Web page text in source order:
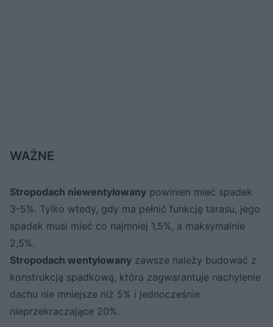
WAŻNE
Stropodach niewentylowany powinien mieć spadek
3-5%. Tylko wtedy, gdy ma pełnić funkcję tarasu, jego
spadek musi mieć co najmniej 1,5%, a maksymalnie
2,5%.
Stropodach wentylowany zawsze należy budować z
konstrukcją spadkową, która zagwarantuje nachylenie
dachu nie mniejsze niż 5% i jednocześnie
nieprzekraczające 20%.